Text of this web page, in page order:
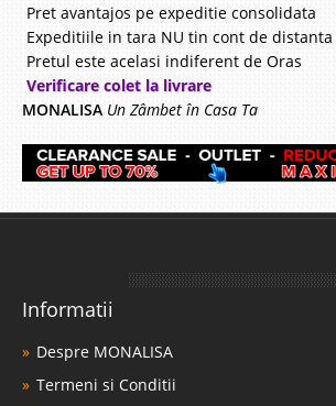
Pret avantajos pe expeditie consolidata
Expeditiile in tara NU tin cont de distanta
Pretul este acelasi indiferent de Oras
Verificare colet la livrare
MONALISA Un Zâmbet în Casa Ta
Informatii
Despre MONALISA
Termeni si Conditii